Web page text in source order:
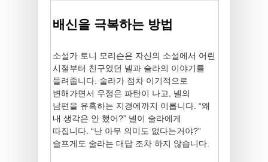
배신을 극복하는 방법
소설가 토니 모리슨은 자신의 소설에서 어린
시절부터 친구였던 넬과 술라의 이야기를
들려줍니다. 술라가 점차 이기적으로
변해가면서 우정은 파탄이 나고, 넬의
남편을 유혹하는 지경에까지 이릅니다. “왜
내 생각은 안 했어?” 넬이 술라에게
따집니다. “난 아무 의미도 없다는거야?”
슬프게도 술라는 대답 조차 하지 않습니다.